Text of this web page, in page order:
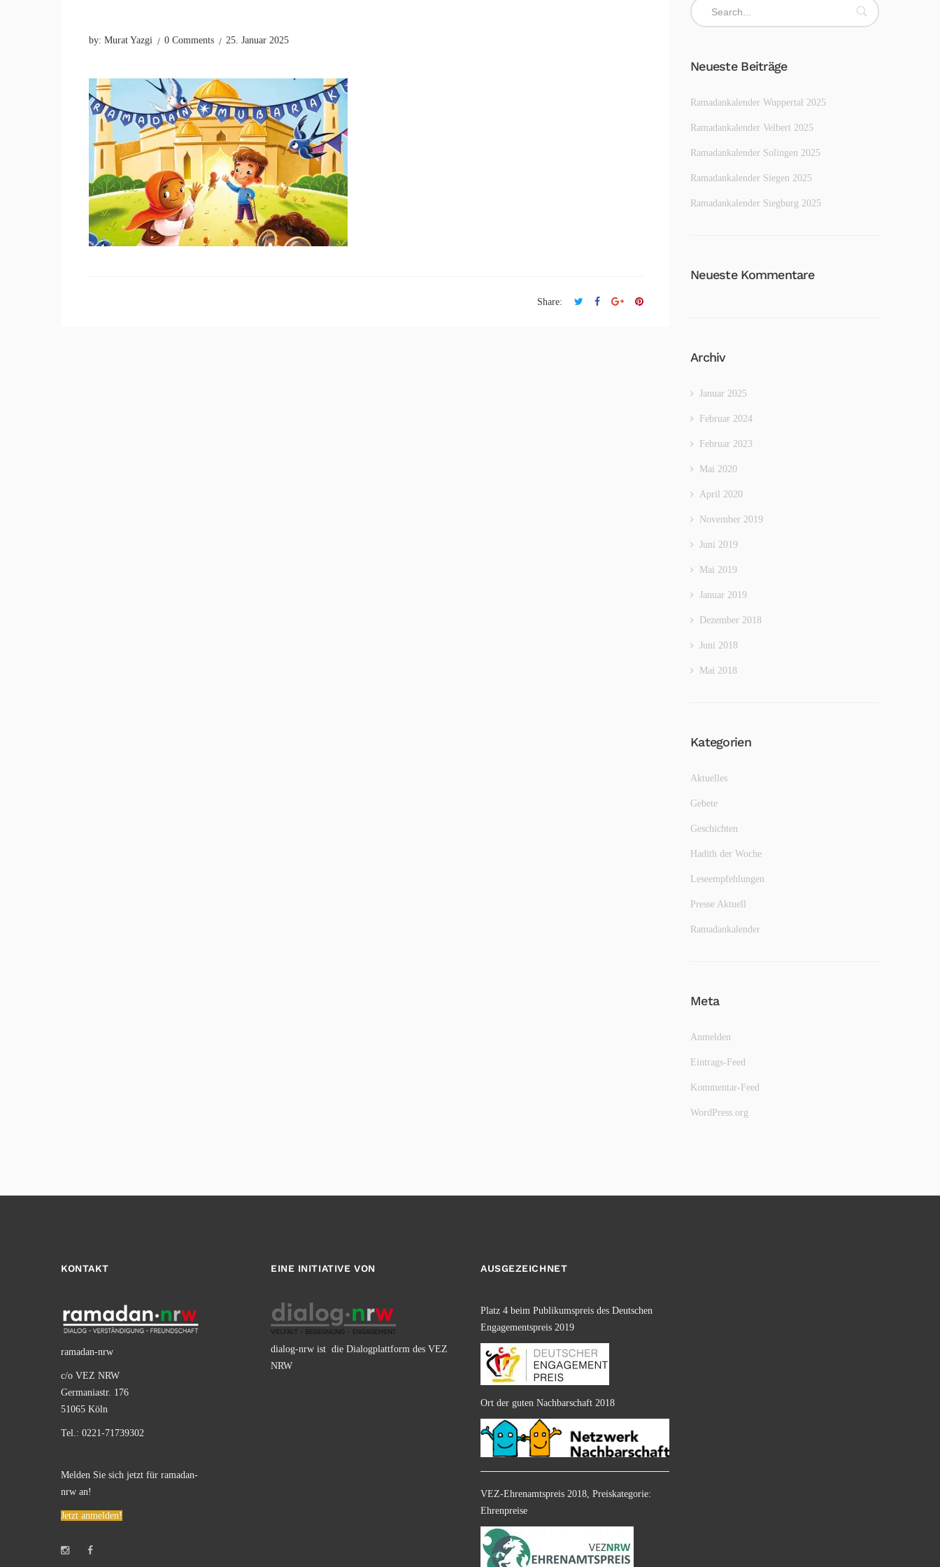
by: Murat Yazgi 0 Comments 25. Januar 2025
Share:
Neueste Beiträge
Ramadankalender Wuppertal 2025
Ramadankalender Velbert 2025
Ramadankalender Solingen 2025
Ramadankalender Siegen 2025
Ramadankalender Siegburg 2025
Neueste Kommentare
Archiv
Januar 2025
Februar 2024
Februar 2023
Mai 2020
April 2020
November 2019
Juni 2019
Mai 2019
Januar 2019
Dezember 2018
Juni 2018
Mai 2018
Kategorien
Aktuelles
Gebete
Geschichten
Hadith der Woche
Leseempfehlungen
Presse Aktuell
Ramadankalender
Meta
Anmelden
Eintrags-Feed
Kommentar-Feed
WordPress.org
KONTAKT
ramadan-nrw
c/o VEZ NRW
Germaniastr. 176
51065 Köln
Tel.: 0221-71739302
Melden Sie sich jetzt für ramadan-
nrw an!
Jetzt anmelden!
EINE INITIATIVE VON
dialog-nrw ist die Dialogplattform des VEZ
NRW
AUSGEZEICHNET
Platz 4 beim Publikumspreis des Deutschen
Engagementspreis 2019
Ort der guten Nachbarschaft 2018
VEZ-Ehrenamtspreis 2018, Preiskategorie:
Ehrenpreise